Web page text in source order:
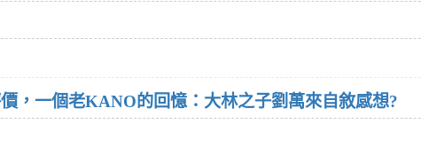
，一個老KANO的回憶：大林之子劉萬來自敘感想?